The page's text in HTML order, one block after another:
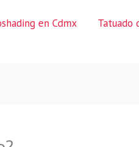
en Cdmx
Tatuado